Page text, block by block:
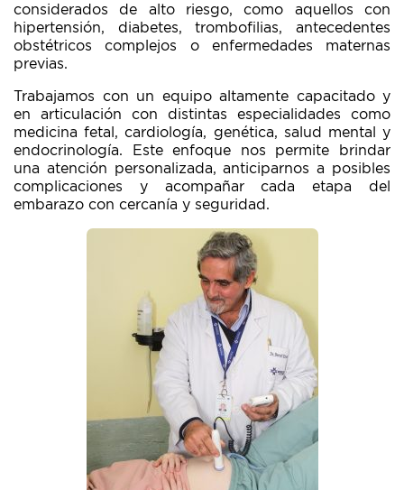
considerados de alto riesgo, como aquellos con
hipertensión, diabetes, trombofilias, antecedentes
obstétricos complejos o enfermedades maternas
previas.
Trabajamos con un equipo altamente capacitado y
en articulación con distintas especialidades como
medicina fetal, cardiología, genética, salud mental y
endocrinología. Este enfoque nos permite brindar
una atención personalizada, anticiparnos a posibles
complicaciones y acompañar cada etapa del
embarazo con cercanía y seguridad.